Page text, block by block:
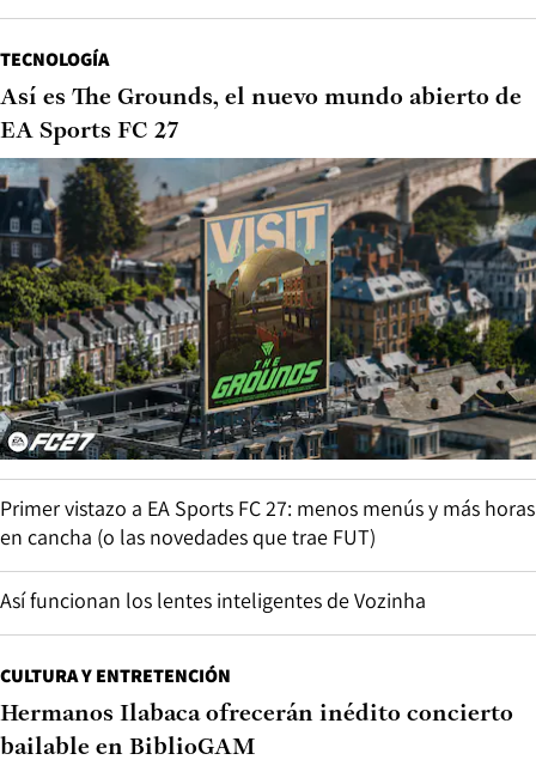
TECNOLOGÍA
Así es The Grounds, el nuevo mundo abierto de
EA Sports FC 27
Primer vistazo a EA Sports FC 27: menos menús y más horas
en cancha (o las novedades que trae FUT)
Así funcionan los lentes inteligentes de Vozinha
CULTURA Y ENTRETENCIÓN
Hermanos Ilabaca ofrecerán inédito concierto
bailable en BiblioGAM